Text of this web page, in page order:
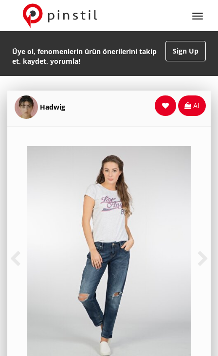
Sign Up
Üye ol, fenomenlerin ürün önerilerini takip
et, kaydet, yorumla!
Hadwig Al